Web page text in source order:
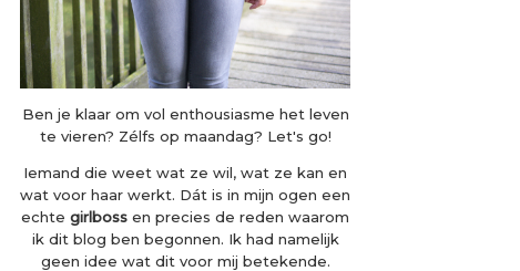
Ben je klaar om vol enthousiasme het leven
te vieren? Zélfs op maandag? Let's go!
Iemand die weet wat ze wil, wat ze kan en
wat voor haar werkt. Dát is in mijn ogen een
echte girlboss en precies de reden waarom
ik dit blog ben begonnen. Ik had namelijk
geen idee wat dit voor mij betekende.